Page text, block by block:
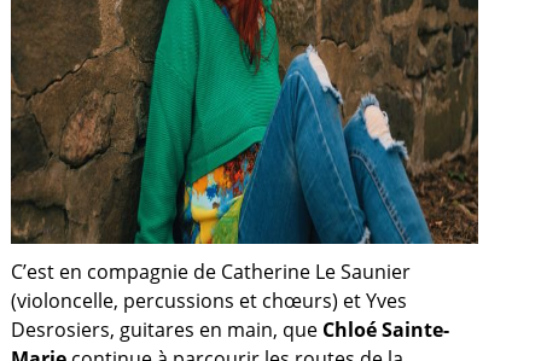
C’est en compagnie de Catherine Le Saunier
(violoncelle, percussions et chœurs) et Yves
Desrosiers, guitares en main, que Chloé Sainte-